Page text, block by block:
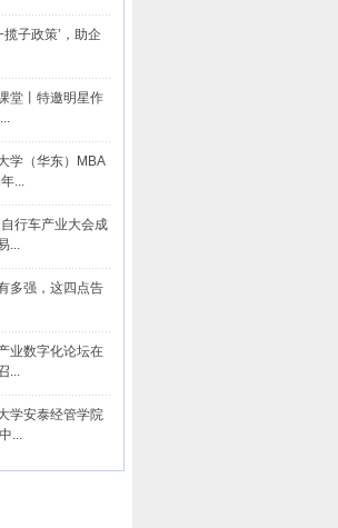
揽子政策’，助企
堂丨特邀明星作
学（华东）MBA
...
行车产业大会成
...
多强，这四点告
业数字化论坛在
...
学安泰经管学院
...